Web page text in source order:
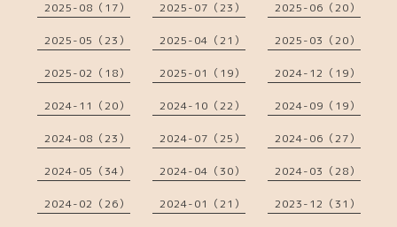
2025-08（17） 2025-07（23） 2025-06（20）
2025-05（23） 2025-04（21） 2025-03（20）
2025-02（18） 2025-01（19） 2024-12（19）
2024-11（20） 2024-10（22） 2024-09（19）
2024-08（23） 2024-07（25） 2024-06（27）
2024-05（34） 2024-04（30） 2024-03（28）
2024-02（26） 2024-01（21） 2023-12（31）